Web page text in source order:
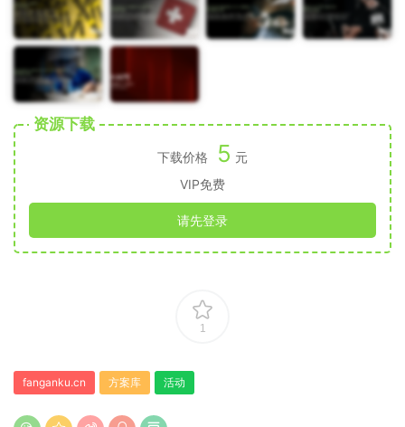
资源下载
下载价格 5 元
VIP免费
请先登录
1
fanganku.cn 方案库 活动